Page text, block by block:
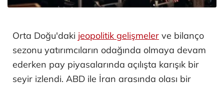
Orta Doğu'daki jeopolitik gelişmeler ve bilanço
sezonu yatırımcıların odağında olmaya devam
ederken pay piyasalarında açılışta karışık bir
seyir izlendi. ABD ile İran arasında olası bir